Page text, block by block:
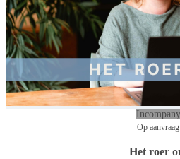
Incompany
Op aanvraag
Het roer